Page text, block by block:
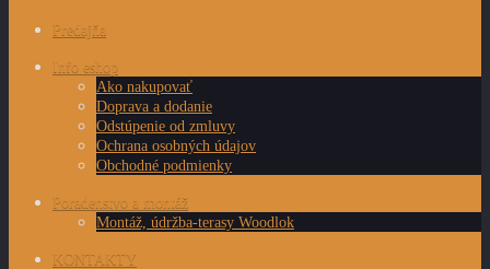
Predajňa
Info eshop
Ako nakupovať
Doprava a dodanie
Odstúpenie od zmluvy
Ochrana osobných údajov
Obchodné podmienky
Poradenstvo a montáž
Montáž, údržba-terasy Woodlok
KONTAKTY